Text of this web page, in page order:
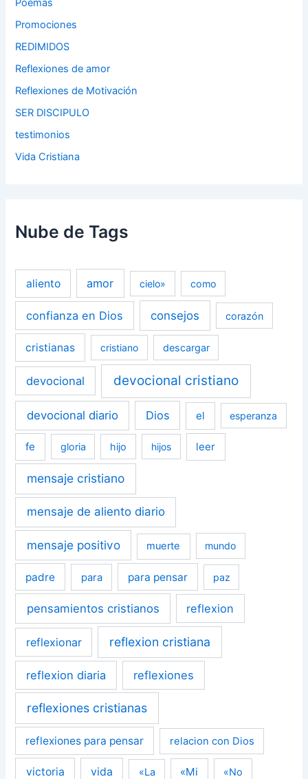
Poemas
Promociones
REDIMIDOS
Reflexiones de amor
Reflexiones de Motivación
SER DISCIPULO
testimonios
Vida Cristiana
Nube de Tags
aliento amor cielo» como
confianza en Dios consejos corazón
cristianas cristiano descargar
devocional devocional cristiano
devocional diario Dios el esperanza
fe gloria hijo hijos leer
mensaje cristiano
mensaje de aliento diario
mensaje positivo muerte mundo
padre para para pensar paz
pensamientos cristianos reflexion
reflexionar reflexion cristiana
reflexion diaria reflexiones
reflexiones cristianas
reflexiones para pensar relacion con Dios
victoria vida «La «Mi «No